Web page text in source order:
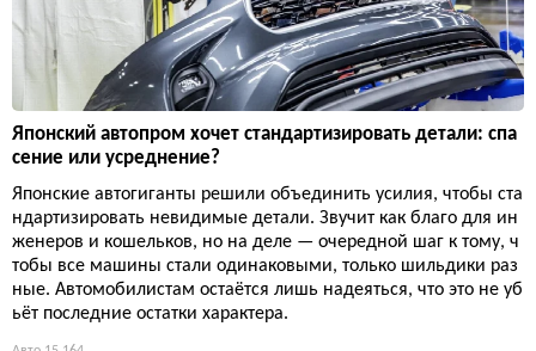
Японский автопром хочет стандартизировать детали: спа
сение или усреднение?
Японские автогиганты решили объединить усилия, чтобы ста
ндартизировать невидимые детали. Звучит как благо для ин
женеров и кошельков, но на деле — очередной шаг к тому, ч
тобы все машины стали одинаковыми, только шильдики раз
ные. Автомобилистам остаётся лишь надеяться, что это не уб
ьёт последние остатки характера.